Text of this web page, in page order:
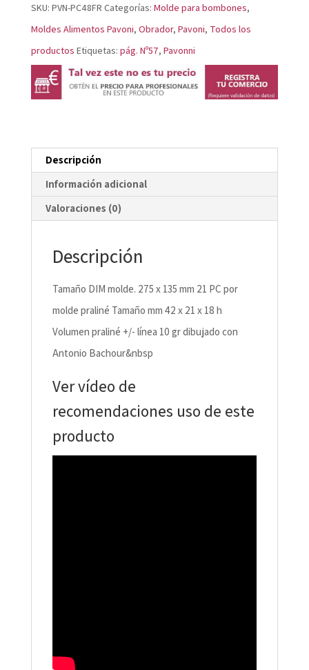
SKU: PVN-PC48FR Categorías: Molde para bombones,
Moldes Alimentos Pavoni, Obrador, Pavoni, Todos los
productos Etiquetas: pág. Nº57, Pavonni
Descripción
Información adicional
Valoraciones (0)
Descripción
Tamaño DIM molde. 275 x 135 mm 21 PC por
molde praliné Tamaño mm 42 x 21 x 18 h
Volumen praliné +/- línea 10 gr dibujado con
Antonio Bachour&nbsp
Ver vídeo de
recomendaciones uso de este
producto